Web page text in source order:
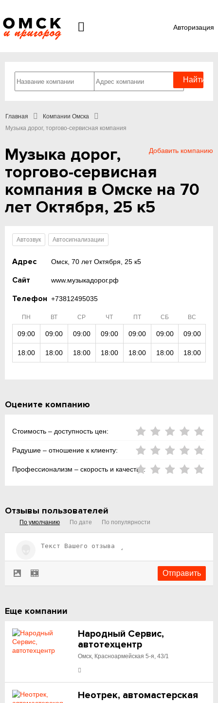
Авторизация
Главная
Компании Омска
Музыка дорог, торгово-сервисная компания
Добавить компанию
Музыка дорог,
торгово-сервисная
компания в Омске на 70
лет Октября, 25 к5
Автозвук Автосигнализации
Адрес Омск, 70 лет Октября, 25 к5
Сайт www.музыкадорог.рф
Телефон +73812495035
ПН ВТ СР ЧТ ПТ СБ ВС
09:00 09:00 09:00 09:00 09:00 09:00 09:00
18:00 18:00 18:00 18:00 18:00 18:00 18:00
Оцените компанию
Стоимость – доступность цен:
Радушие – отношение к клиенту:
Профессионализм – скорость и качество:
Отзывы пользователей
По умолчанию По дате По популярности
Еще компании
Народный Сервис,
автотехцентр
Омск, Красноармейская 5-я, 43/1
Неотрек, автомастерская